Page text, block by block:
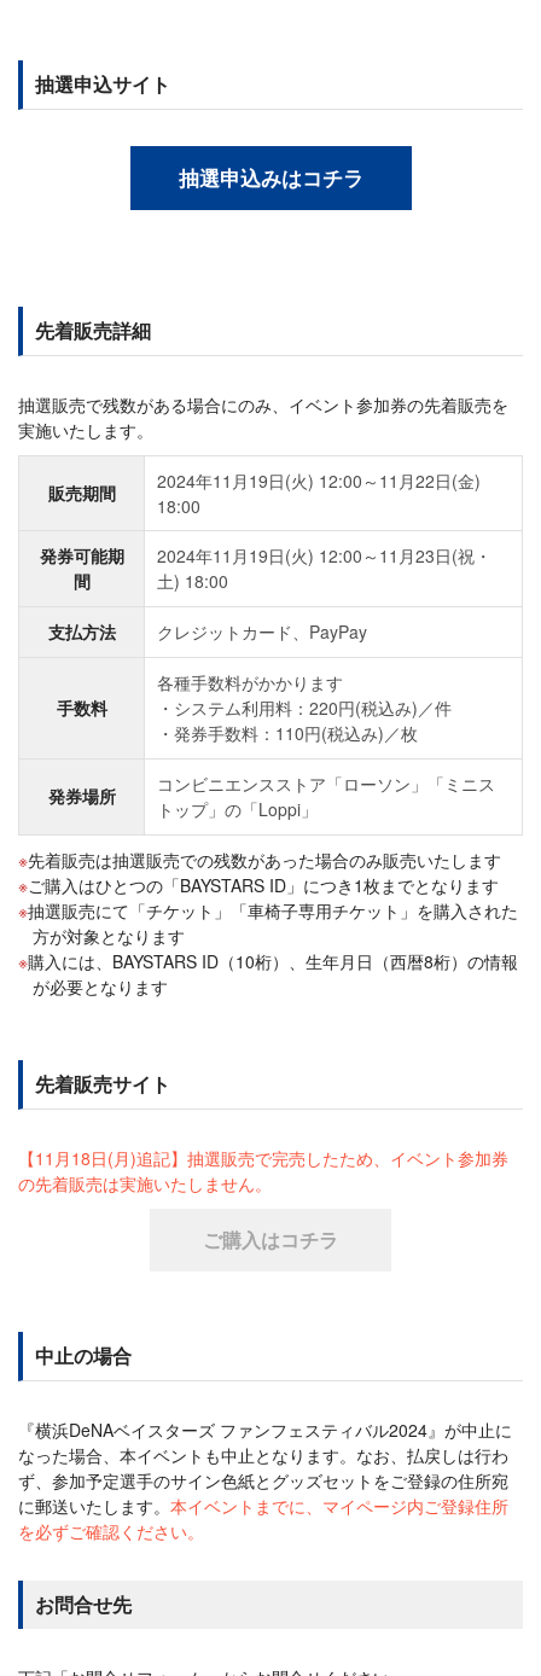
抽選申込サイト
抽選申込みはコチラ
先着販売詳細
抽選販売で残数がある場合にのみ、イベント参加券の先着販売を
実施いたします。
販売期間
2024年11月19日(火) 12:00～11月22日(金)
18:00
発券可能期
間
2024年11月19日(火) 12:00～11月23日(祝・
土) 18:00
支払方法 クレジットカード、PayPay
手数料
各種手数料がかかります
システム利用料：220円(税込み)／件
発券手数料：110円(税込み)／枚
発券場所
コンビニエンスストア「ローソン」「ミニス
トップ」の「Loppi」
先着販売は抽選販売での残数があった場合のみ販売いたします
ご購入はひとつの「BAYSTARS ID」につき1枚までとなります
抽選販売にて「チケット」「車椅子専用チケット」を購入された
方が対象となります
購入には、BAYSTARS ID（10桁）、生年月日（西暦8桁）の情報
が必要となります
先着販売サイト
【11月18日(月)追記】抽選販売で完売したため、イベント参加券
の先着販売は実施いたしません。
ご購入はコチラ
中止の場合
『横浜DeNAベイスターズ ファンフェスティバル2024』が中止に
なった場合、本イベントも中止となります。なお、払戻しは行わ
ず、参加予定選手のサイン色紙とグッズセットをご登録の住所宛
に郵送いたします。 本イベントまでに、マイページ内ご登録住所
を必ずご確認ください。
お問合せ先